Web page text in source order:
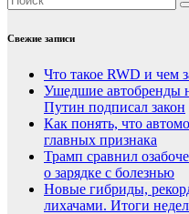
Свежие записи
Что такое RWD и чем
Ушедшие автобренды
Путин подписал закон
Как понять, что
главных признака
Трамп сравнил
о зарядке с болезнью
Новые гибриды,
лихачами. Итоги